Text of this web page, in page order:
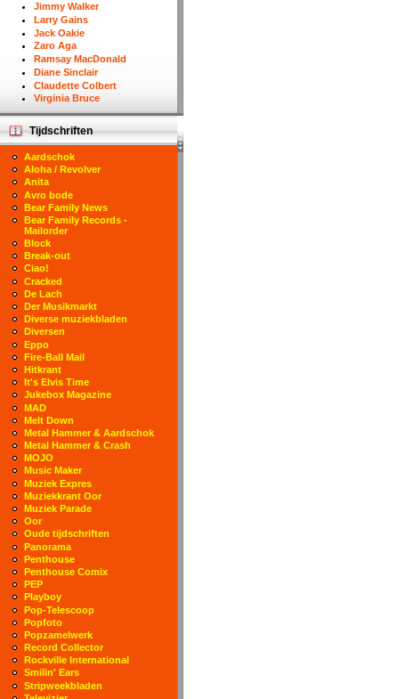
Jimmy Walker
Larry Gains
Jack Oakie
Zaro Aga
Ramsay MacDonald
Diane Sinclair
Claudette Colbert
Virginia Bruce
Tijdschriften
Aardschok
Aloha / Revolver
Anita
Avro bode
Bear Family News
Bear Family Records -
Mailorder
Block
Break-out
Ciao!
Cracked
De Lach
Der Musikmarkt
Diverse muziekbladen
Diversen
Eppo
Fire-Ball Mail
Hitkrant
It's Elvis Time
Jukebox Magazine
MAD
Melt Down
Metal Hammer & Aardschok
Metal Hammer & Crash
MOJO
Music Maker
Muziek Expres
Muziekkrant Oor
Muziek Parade
Oor
Oude tijdschriften
Panorama
Penthouse
Penthouse Comix
PEP
Playboy
Pop-Telescoop
Popfoto
Popzamelwerk
Record Collector
Rockville International
Smilin' Ears
Stripweekbladen